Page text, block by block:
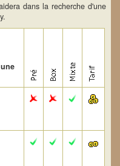
dans la recherche d'une